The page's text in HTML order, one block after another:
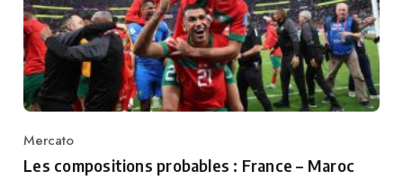
Category
Mercato
Les compositions probables : France – Maroc